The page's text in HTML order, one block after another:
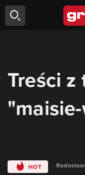
Treści
HOT